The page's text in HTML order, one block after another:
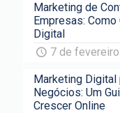
Marketing de
Empresas:
Digital
7 de
Marketing Digital
Negócios: Um
Crescer Online